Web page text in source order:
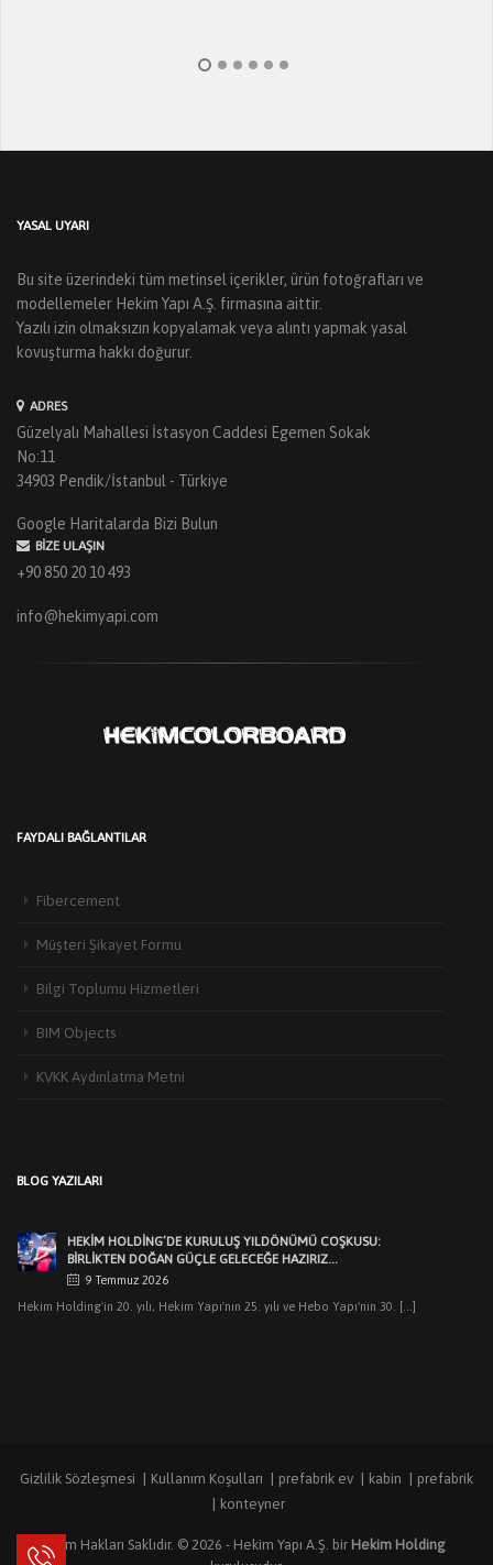
YASAL UYARI
Bu site üzerindeki tüm metinsel içerikler, ürün fotoğrafları ve
modellemeler Hekim Yapı A.Ş. firmasına aittir.
Yazılı izin olmaksızın kopyalamak veya alıntı yapmak yasal
kovuşturma hakkı doğurur.
ADRES
Güzelyalı Mahallesi İstasyon Caddesi Egemen Sokak
No:11
34903 Pendik/İstanbul - Türkiye
Google Haritalarda Bizi Bulun
BIZE ULAŞIN
+90 850 20 10 493
info@hekimyapi.com
FAYDALI BAĞLANTILAR
Fibercement
Müşteri Şikayet Formu
Bilgi Toplumu Hizmetleri
BIM Objects
KVKK Aydınlatma Metni
BLOG YAZILARI
HEKİM HOLDİNG’DE KURULUŞ YILDÖNÜMÜ COŞKUSU:
BİRLİKTEN DOĞAN GÜÇLE GELECEĞE HAZIRIZ…
9 Temmuz 2026
Hekim Holding'in 20. yılı, Hekim Yapı'nın 25. yılı ve Hebo Yapı'nın 30. [...]
HEKIM YAPI’DAN KOCAELI’NDEKI MIMARLARLA BULUŞMA
Hekim Yapı A.Ş. olarak, Kocaeli Mimarlar Odası’na kayıtlı mimarlar ve
Gizlilik Sözleşmesi Kullanım Koşulları prefabrik ev kabin
prefabrik
konteyner
Tüm Hakları Saklıdır. © 2026 - Hekim Yapı A.Ş. bir Hekim Holding